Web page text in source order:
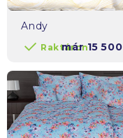
Andy
Raktáron
már15 500